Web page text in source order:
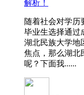
解析！
随着社会对学历
毕业生选择通过
湖北民族大学地
焦点，那么湖北
呢？下面我......